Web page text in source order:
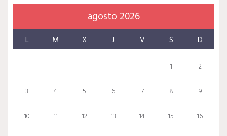
agosto 2026
L M X J V S D
1 2
3 4 5 6 7 8 9
10 11 12 13 14 15 16